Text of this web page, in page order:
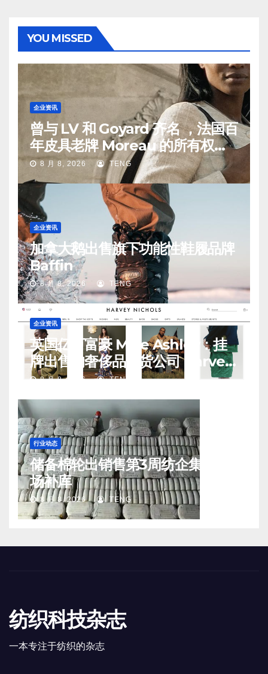
YOU MISSED
企业资讯
曾与 LV 和 Goyard 齐名 ，法国百
年皮具老牌 Moreau 的所有权易
手8 月 8, 2026 TENG
企业资讯
加拿大鹅出售旗下功能性鞋履品牌
Baffin
8 月 8, 2026 TENG
企业资讯
英国亿万富豪 Mike Ashley：挂
牌出售的奢侈品百货公司 Harvey
Nichols 正陷入“死亡螺旋”
8 月 8, 2026 TENG
行业动态
储备棉轮出销售第3周纺企集中入
场补库
8 月 8, 2026 TENG
纺织科技杂志
一本专注于纺织的杂志